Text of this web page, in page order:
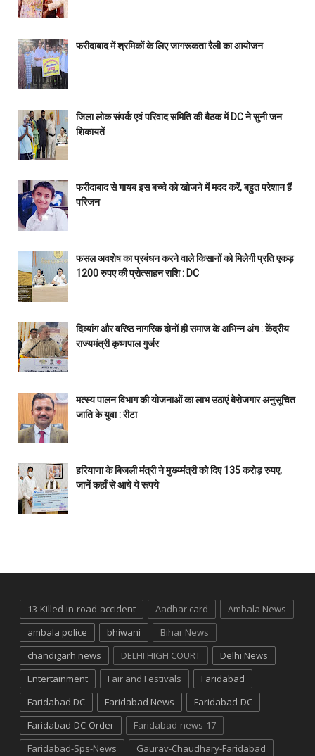
फरीदाबाद में श्रमिकों के लिए जागरूकता रैली का आयोजन
जिला लोक संपर्क एवं परिवाद समिति की बैठक में DC ने सुनी जन
शिकायतें
फरीदाबाद से गायब इस बच्चे को खोजने में मदद करें, बहुत परेशान हैं
परिजन
फसल अवशेष का प्रबंधन करने वाले किसानों को मिलेगी प्रति एकड़
1200 रुपए की प्रोत्साहन राशि : DC
दिव्यांग और वरिष्ठ नागरिक दोनों ही समाज के अभिन्न अंग : केंद्रीय
राज्यमंत्री कृष्णपाल गुर्जर
मत्स्य पालन विभाग की योजनाओं का लाभ उठाएं बेरोजगार अनुसूचित
जाति के युवा : रीटा
हरियाणा के बिजली मंत्री ने मुख्य्मंत्री को दिए 135 करोड़ रुपए,
जानें कहाँ से आये ये रूपये
13-Killed-in-road-accident Aadhar card
Ambala News
ambala police
bhiwani
Bihar News
chandigarh news
DELHI HIGH COURT
Delhi News
Entertainment
Fair and Festivals
Faridabad
Faridabad DC
Faridabad News
Faridabad-DC
Faridabad-DC-Order
Faridabad-news-17
Faridabad-Sps-News
Gaurav-Chaudhary-Faridabad